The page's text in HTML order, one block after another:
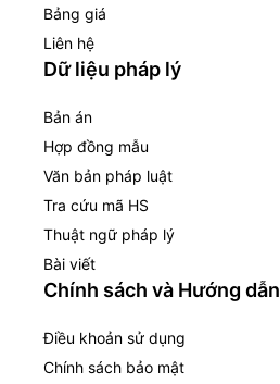
Bảng giá
Liên hệ
Dữ liệu pháp lý
Bản án
Hợp đồng mẫu
Văn bản pháp luật
Tra cứu mã HS
Thuật ngữ pháp lý
Bài viết
Chính sách và Hướng dẫn
Điều khoản sử dụng
Chính sách bảo mật